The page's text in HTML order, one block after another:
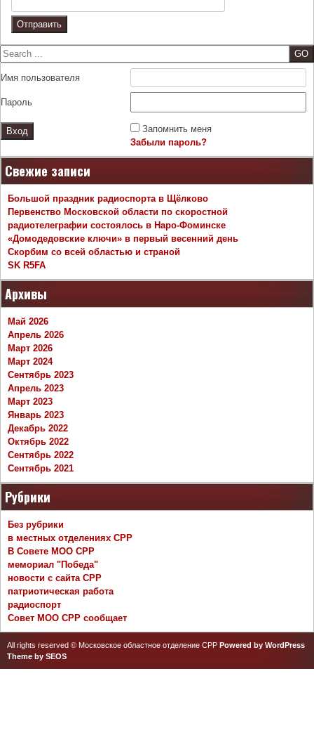
Search
Имя пользователя
Пароль
Запомнить меня
Забыли пароль?
Свежие записи
Большой праздник радиоспорта в Щёлково
Первенство Московской области по скоростной
радиотелеграфии состоялось в Наро-Фоминске
«Домодедовские ключи» в первый весенний день
Скорбим со всей областью и страной
SK R5FA
Архивы
Май 2026
Апрель 2026
Март 2026
Март 2024
Сентябрь 2023
Апрель 2023
Март 2023
Январь 2023
Декабрь 2022
Октябрь 2022
Сентябрь 2022
Сентябрь 2021
Рубрики
Без рубрики
в местных отделениях СРР
В Совете МОО СРР
мемориал "Победа"
новости с сайта СРР
патриотическая работа
радиоспорт
Совет МОО СРР сообщает
All rights reserved © Московское областное отделение СРР Powered by WordPress
Theme by SEOS